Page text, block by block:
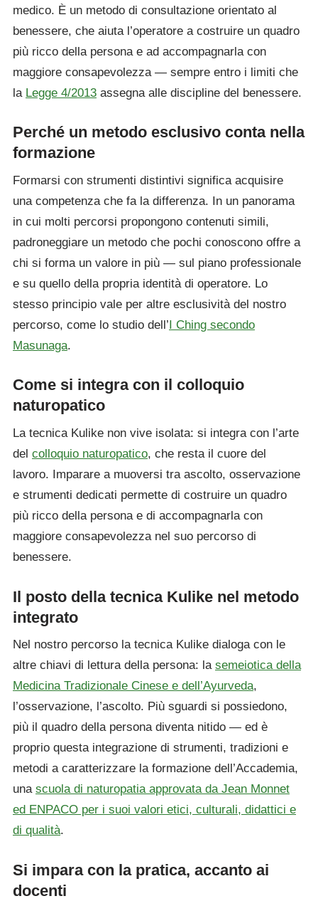
medico. È un metodo di consultazione orientato al
benessere, che aiuta l’operatore a costruire un quadro
più ricco della persona e ad accompagnarla con
maggiore consapevolezza — sempre entro i limiti che
la Legge 4/2013 assegna alle discipline del benessere.
Perché un metodo esclusivo conta nella
formazione
Formarsi con strumenti distintivi significa acquisire
una competenza che fa la differenza. In un panorama
in cui molti percorsi propongono contenuti simili,
padroneggiare un metodo che pochi conoscono offre a
chi si forma un valore in più — sul piano professionale
e su quello della propria identità di operatore. Lo
stesso principio vale per altre esclusività del nostro
percorso, come lo studio dell’I Ching secondo
Masunaga.
Come si integra con il colloquio
naturopatico
La tecnica Kulike non vive isolata: si integra con l’arte
del colloquio naturopatico, che resta il cuore del
lavoro. Imparare a muoversi tra ascolto, osservazione
e strumenti dedicati permette di costruire un quadro
più ricco della persona e di accompagnarla con
maggiore consapevolezza nel suo percorso di
benessere.
Il posto della tecnica Kulike nel metodo
integrato
Nel nostro percorso la tecnica Kulike dialoga con le
altre chiavi di lettura della persona: la semeiotica della
Medicina Tradizionale Cinese e dell’Ayurveda,
l’osservazione, l’ascolto. Più sguardi si possiedono,
più il quadro della persona diventa nitido — ed è
proprio questa integrazione di strumenti, tradizioni e
metodi a caratterizzare la formazione dell’Accademia,
una scuola di naturopatia approvata da Jean Monnet
ed ENPACO per i suoi valori etici, culturali, didattici e
di qualità.
Si impara con la pratica, accanto ai
docenti